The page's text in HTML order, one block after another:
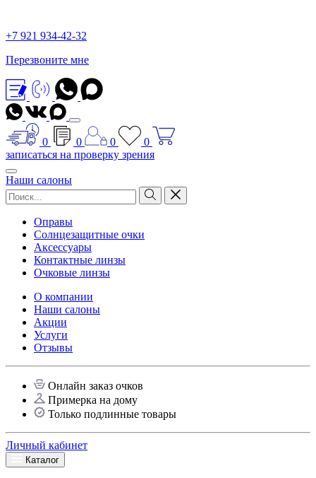
+7 921 934-42-32
Перезвоните мне
0 0 0
0
записаться на проверку зрения
Наши салоны
Оправы
Солнцезащитные очки
Аксессуары
Контактные линзы
Очковые линзы
О компании
Наши салоны
Акции
Услуги
Отзывы
Онлайн заказ очков
Примерка на дому
Только подлинные товары
Личный кабинет
Каталог